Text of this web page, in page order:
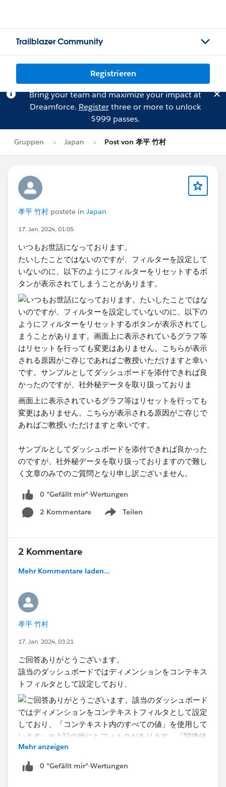
Trailblazer Community
Registrieren
Bring your team and maximize your impact at
Dreamforce. Registerthree or more to unlock
$999 passes.
Gruppen Japan Post von 孝平 竹村
孝平 竹村 postete in Japan
17. Jan. 2024, 01:05
いつもお世話になっております。
たいしたことではないのですが、フィルターを設定して
いないのに、以下のようにフィルターをリセットするボ
タンが表示されてしまうことがあります。​
画面上に表示されているグラフ等はリセットを行っても
変更はありません。こちらが表示される原因がご存じで
あれば​ご教授いただけますと幸いです。
サンプルとしてダッシュボードを添付できれば良かった
のですが、社外秘データを取り扱っておりますので難し
く文章のみでのご質問となり申し訳ございません。​
0 "Gefällt mir"-Wertungen
2 Kommentare
Teilen
Show menu
2 Kommentare
Mehr Kommentare laden...
孝平 竹村
17. Jan. 2024, 03:21
ご回答ありがとうございます。
該当のダッシュボードではディメンションをコンテキス
トフィルタとして設定しており、
Mehr anzeigen
0 "Gefällt mir"-Wertungen